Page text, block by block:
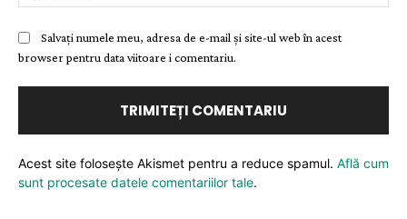
Salvați numele meu, adresa de e-mail și site-ul web în acest
browser pentru data viitoare i comentariu.
Acest site folosește Akismet pentru a reduce spamul. Află cum
sunt procesate datele comentariilor tale.